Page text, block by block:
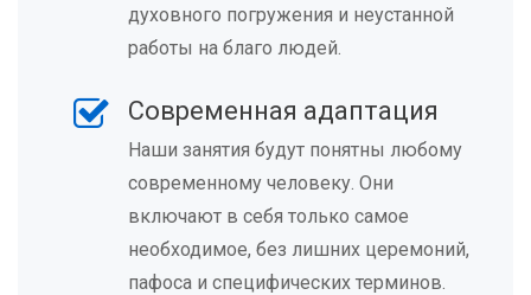
духовного погружения и неустанной
работы на благо людей.
Современная адаптация
Наши занятия будут понятны любому
современному человеку. Они
включают в себя только самое
необходимое, без лишних церемоний,
пафоса и специфических терминов.